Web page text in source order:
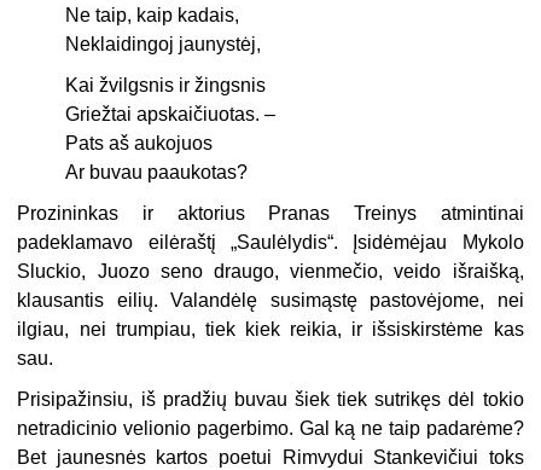
Ne taip, kaip kadais,
Neklaidingoj jaunystėj,
Kai žvilgsnis ir žingsnis
Griežtai apskaičiuotas. –
Pats aš aukojuos
Ar buvau paaukotas?
Prozininkas ir aktorius Pranas Treinys atmintinai
padeklamavo eilėraštį „Saulėlydis“. Įsidėmėjau Mykolo
Sluckio, Juozo seno draugo, vienmečio, veido iš­raišką,
klausantis eilių. Valandėlę susimąstę pastovėjome, nei
ilgiau, nei trum­piau, tiek kiek reikia, ir išsiskirstėme kas
sau.
Prisipažinsiu, iš pradžių buvau šiek tiek sutrikęs dėl tokio
netradicinio velio­nio pagerbimo. Gal ką ne taip padarėme?
Bet jaunesnės kartos poetui Rimvydui Stankevičiui toks